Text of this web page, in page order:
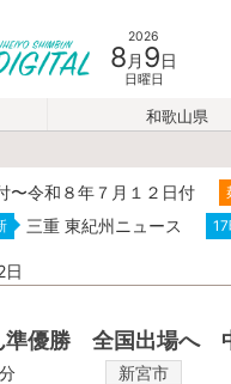
2026
8 月 9日
日曜日
和歌山県
〜令和８年７月１２日付
三重 東紀州ニュース
日
準優勝 全国出場へ
新宮市